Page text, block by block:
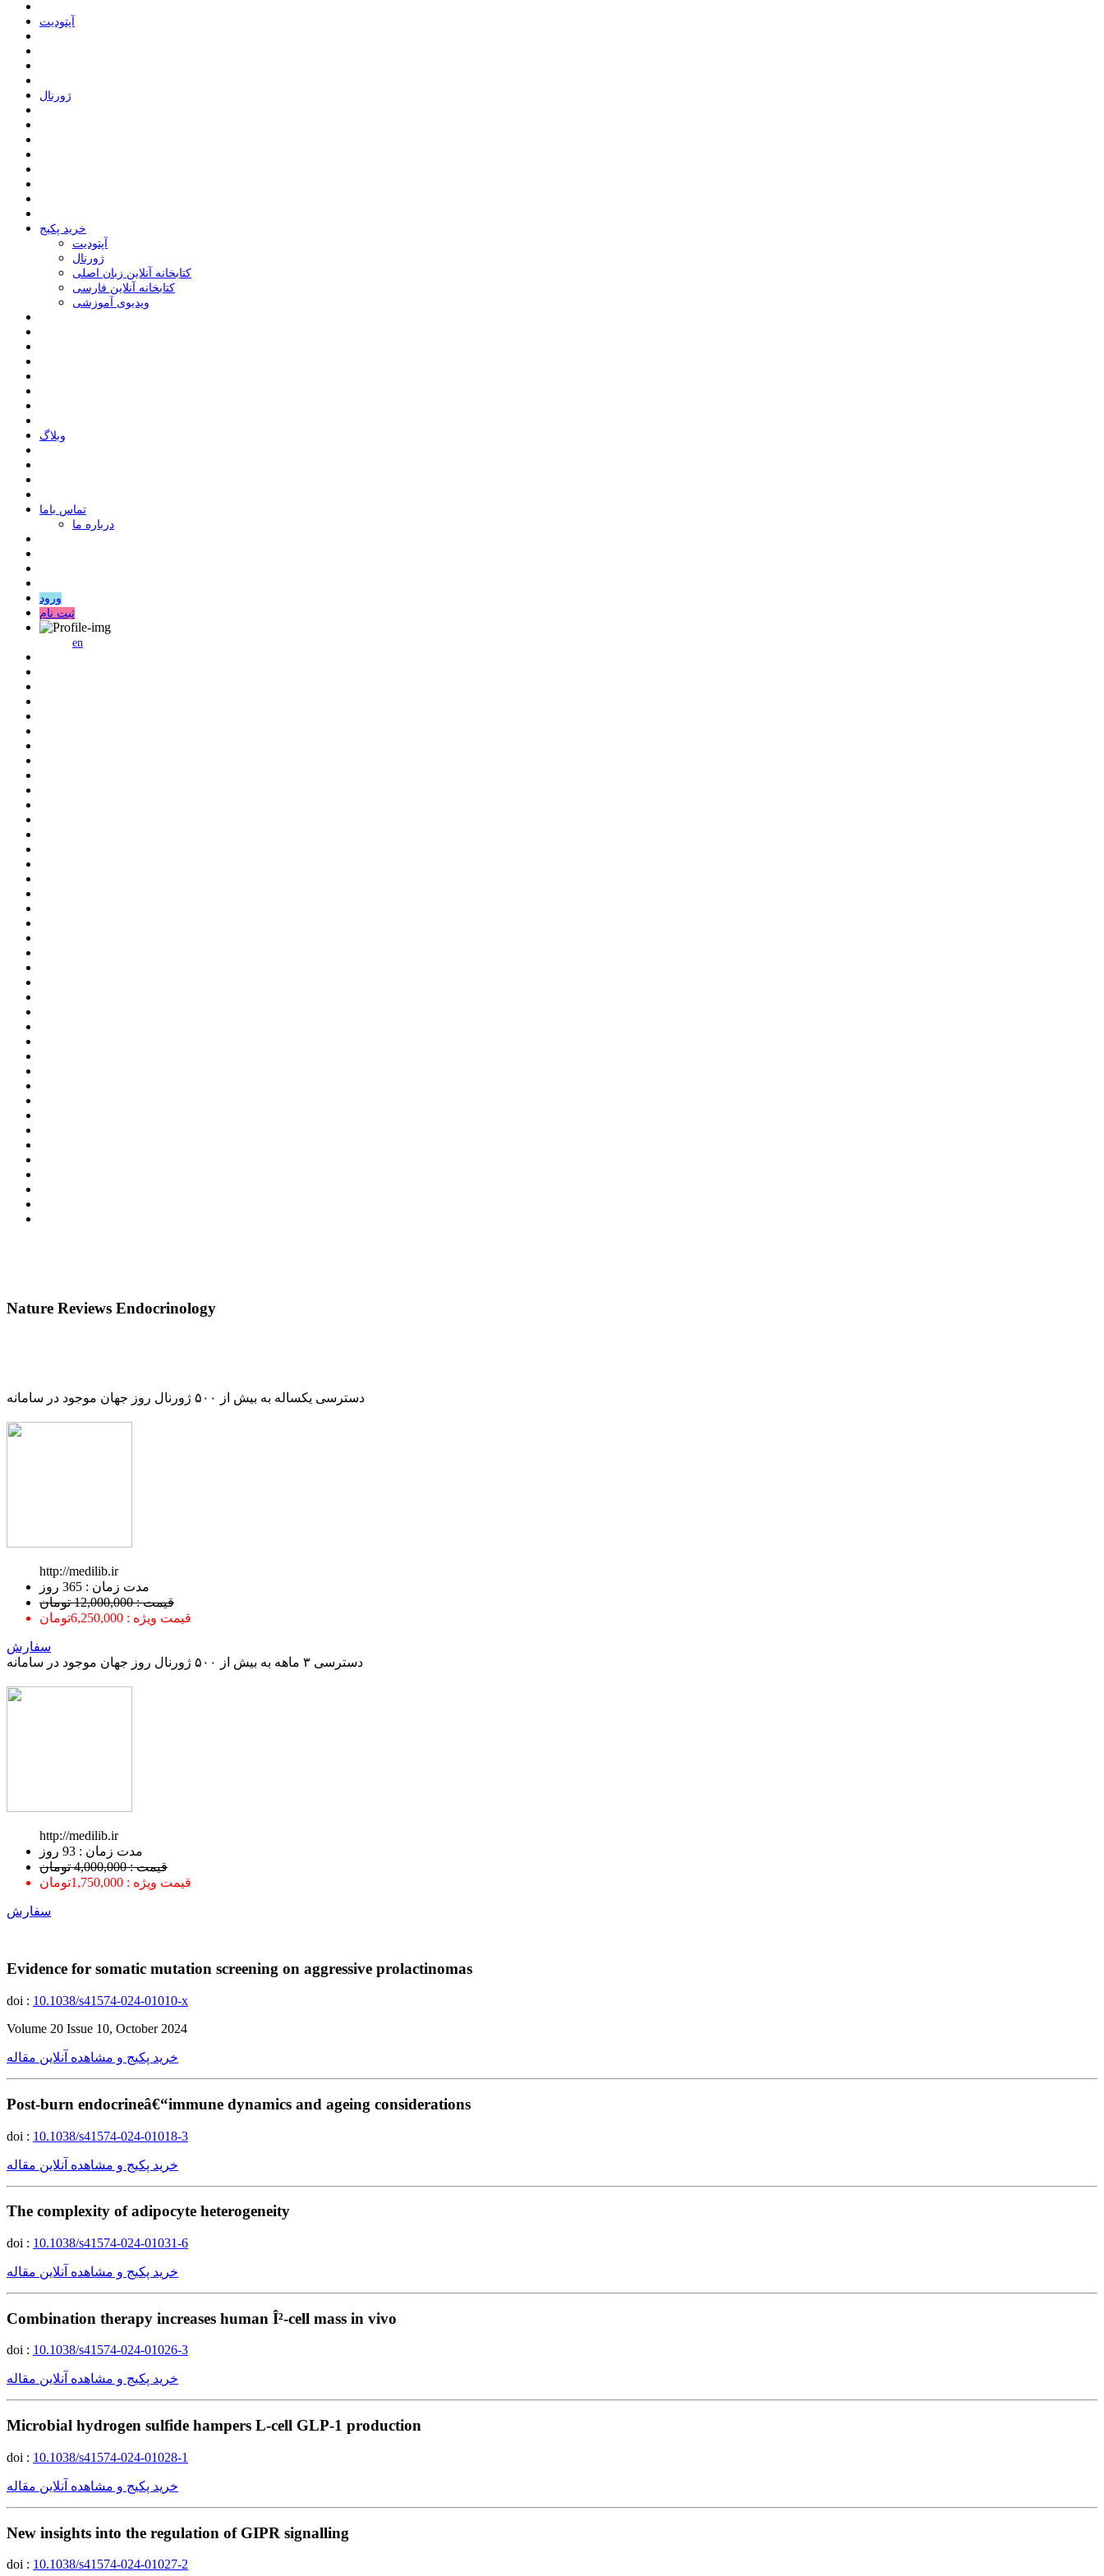
ﺁﭘﺘﻮﺩﯾﺖ
ﮊﻭﺭﻧﺎﻝ
خرید پکیج
ﺁﭘﺘﻮﺩﯾﺖ
ﮊﻭﺭﻧﺎﻝ
کتابخانه آنلاین زبان اصلی
کتابخانه آنلاین فارسی
ویدیوی آموزشی
وبلاگ
ﺗﻤﺎﺱ ﺑﺎﻣﺎ
درباره ما
ورود
ثبت نام
en
Nature Reviews Endocrinology
دسترسی یکساله به بیش از ۵۰۰ ژورنال روز جهان موجود در سامانه
http://medilib.ir
ﻣﺪﺕ ﺯﻣﺎﻥ : 365 ﺭﻭﺯ
قیمت : 12,000,000 تومان
قیمت ویژه : 6,250,000تومان
سفارش
دسترسی ۳ ماهه به بیش از ۵۰۰ ژورنال روز جهان موجود در سامانه
http://medilib.ir
ﻣﺪﺕ ﺯﻣﺎﻥ : 93 ﺭﻭﺯ
قیمت : 4,000,000 تومان
قیمت ویژه : 1,750,000تومان
سفارش
Evidence for somatic mutation screening on aggressive prolactinomas
doi : 10.1038/s41574-024-01010-x
Volume 20 Issue 10, October 2024
خرید پکیج و مشاهده آنلاین مقاله
Post-burn endocrineâ€“immune dynamics and ageing considerations
doi : 10.1038/s41574-024-01018-3
خرید پکیج و مشاهده آنلاین مقاله
The complexity of adipocyte heterogeneity
doi : 10.1038/s41574-024-01031-6
خرید پکیج و مشاهده آنلاین مقاله
Combination therapy increases human Î²-cell mass in vivo
doi : 10.1038/s41574-024-01026-3
خرید پکیج و مشاهده آنلاین مقاله
Microbial hydrogen sulfide hampers L-cell GLP-1 production
doi : 10.1038/s41574-024-01028-1
خرید پکیج و مشاهده آنلاین مقاله
New insights into the regulation of GIPR signalling
doi : 10.1038/s41574-024-01027-2